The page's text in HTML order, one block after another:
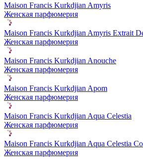
Maison Francis Kurkdjian Amyris
Женская парфюмерия
Maison Francis Kurkdjian Amyris Extrait
Женская парфюмерия
Maison Francis Kurkdjian Anouche
Женская парфюмерия
Maison Francis Kurkdjian Apom
Женская парфюмерия
Maison Francis Kurkdjian Aqua Celestia
Женская парфюмерия
Maison Francis Kurkdjian Aqua Celestia
Женская парфюмерия